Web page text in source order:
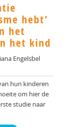
hebt’
het
het kind
Engelsbel
hun kinderen
om hier de
studie naar